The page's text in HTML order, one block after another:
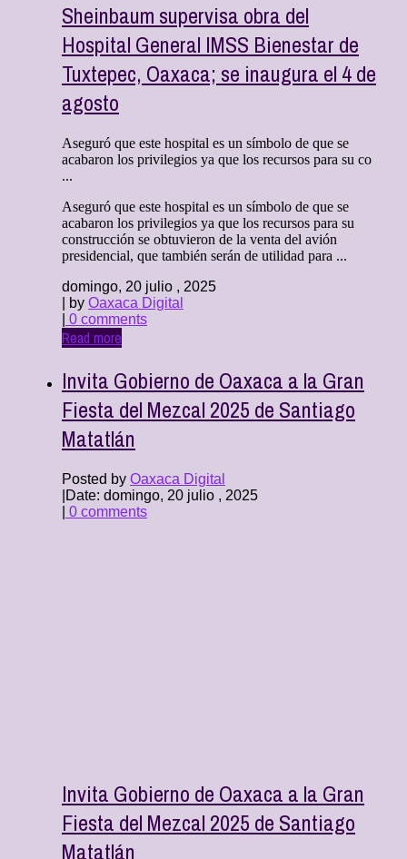
Sheinbaum supervisa obra del
Hospital General IMSS Bienestar de
Tuxtepec, Oaxaca; se inaugura el 4 de
agosto
Aseguró que este hospital es un símbolo de que se
acabaron los privilegios ya que los recursos para su co
...
Aseguró que este hospital es un símbolo de que se
acabaron los privilegios ya que los recursos para su
construcción se obtuvieron de la venta del avión
presidencial, que también serán de utilidad para ...
domingo, 20 julio , 2025
| by Oaxaca Digital
0 comments
Read more
Invita Gobierno de Oaxaca a la Gran
Fiesta del Mezcal 2025 de Santiago
Matatlán
Posted by Oaxaca Digital
Date: domingo, 20 julio , 2025
0 comments
Invita Gobierno de Oaxaca a la Gran
Fiesta del Mezcal 2025 de Santiago
Matatlán